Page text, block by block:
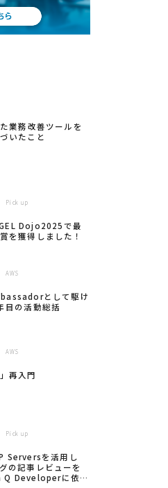
業務改善ツールを
いたこと
Pick up
Dojo2025で最
を獲得しました！
AWS
として駆け
目の活動総括
AWS
再入門
Pick up
Serversを活用し
の記事レビューを
Developerに依頼